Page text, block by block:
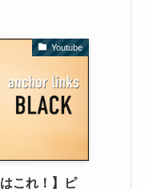
Youtube
これ！】ピ